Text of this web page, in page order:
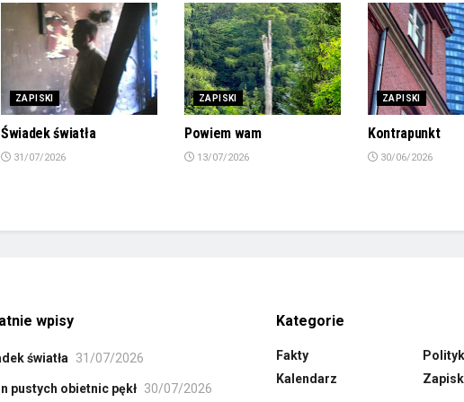
ZAPISKI
Świadek światła
31/07/2026
ZAPISKI
Powiem wam
13/07/2026
ZAPISKI
Kontrapunkt
30/06/2026
wpisy
światła 31/07/2026
pustych obietnic pękł 30/07/2026
Kategorie
Fakty
Kalendarz